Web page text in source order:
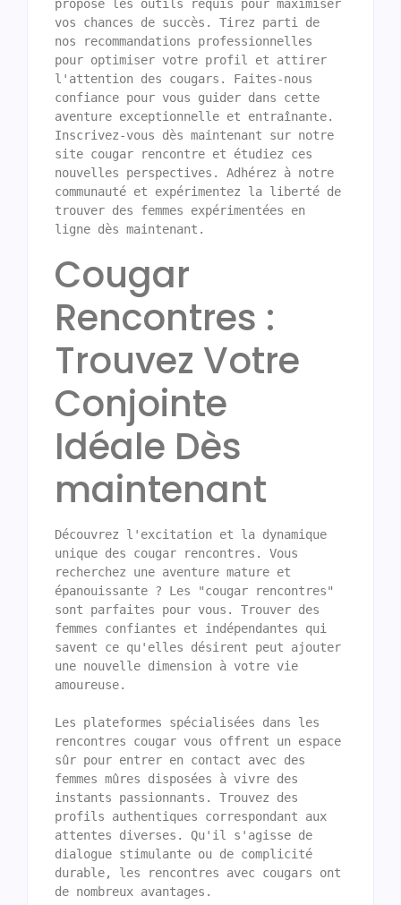
propose les outils requis pour maximiser
vos chances de succès. Tirez parti de
nos recommandations professionnelles
pour optimiser votre profil et attirer
l'attention des cougars. Faites-nous
confiance pour vous guider dans cette
aventure exceptionnelle et entraînante.
Inscrivez-vous dès maintenant sur notre
site cougar rencontre et étudiez ces
nouvelles perspectives. Adhérez à notre
communauté et expérimentez la liberté de
trouver des femmes expérimentées en
Cougar
Rencontres :
Trouvez Votre
Conjointe
Idéale Dès
maintenant
Découvrez l'excitation et la dynamique
unique des cougar rencontres. Vous
recherchez une aventure mature et
épanouissante ? Les "cougar rencontres"
sont parfaites pour vous. Trouver des
femmes confiantes et indépendantes qui
savent ce qu'elles désirent peut ajouter
une nouvelle dimension à votre vie
amoureuse.
Les plateformes spécialisées dans les
rencontres cougar vous offrent un espace
sûr pour entrer en contact avec des
femmes mûres disposées à vivre des
instants passionnants. Trouvez des
profils authentiques correspondant aux
attentes diverses. Qu'il s'agisse de
dialogue stimulante ou de complicité
durable, les rencontres avec cougars ont
de nombreux avantages.